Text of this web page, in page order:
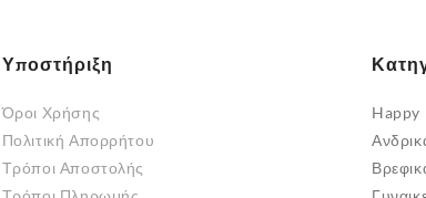
Υποστήριξη
Όροι Χρήσης
Πολιτική Απορρήτου
Τρόποι Αποστολής
Happy